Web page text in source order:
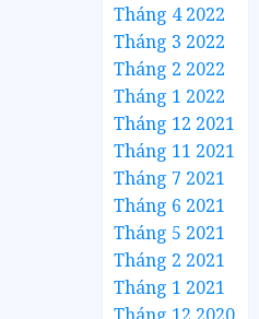
Tháng 4 2022
Tháng 3 2022
Tháng 2 2022
Tháng 1 2022
Tháng 12 2021
Tháng 11 2021
Tháng 7 2021
Tháng 6 2021
Tháng 5 2021
Tháng 2 2021
Tháng 1 2021
Tháng 12 2020